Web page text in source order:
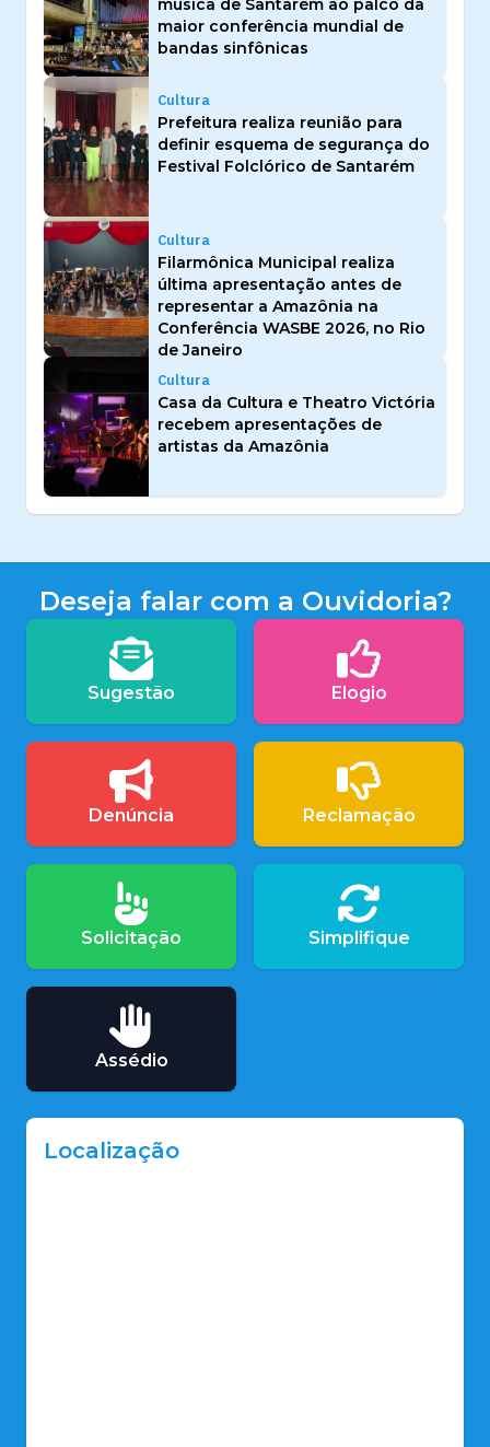
maior conferência mundial de
bandas sinfônicas
Cultura
Prefeitura realiza reunião para
definir esquema de segurança do
Festival Folclórico de Santarém
Cultura
Filarmônica Municipal realiza
última apresentação antes de
representar a Amazônia na
Conferência WASBE 2026, no Rio
de Janeiro
Cultura
Casa da Cultura e Theatro Victória
recebem apresentações de
artistas da Amazônia
Deseja falar com a Ouvidoria?
Sugestão Elogio
Denúncia Reclamação
Solicitação Simplifique
Assédio
Localização